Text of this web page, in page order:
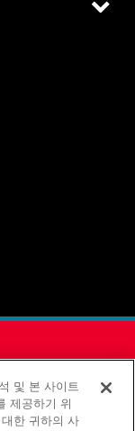
및 본 사이트
제공하기 위
한 귀하의 사